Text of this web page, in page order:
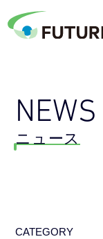
NEWS
ニュース
CATEGORY